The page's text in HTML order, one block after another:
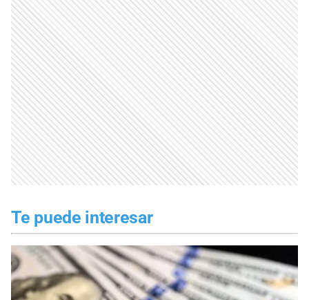
Te puede interesar